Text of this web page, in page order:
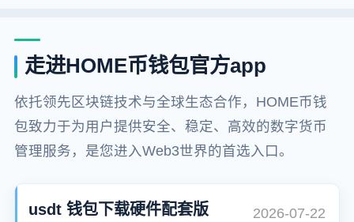
走进HOME币钱包官方app
依托领先区块链技术与全球生态合作，HOME币钱
包致力于为用户提供安全、稳定、高效的数字货币
管理服务，是您进入Web3世界的首选入口。
usdt 钱包下载硬件配套版 2026-07-22